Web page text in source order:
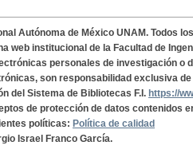
Autónoma de México UNAM. Todos
web institucional de la Facultad de
personales de investigación o
son responsabilidad exclusiva
del Sistema de Bibliotecas F.I. https://
de protección de datos contenidos
políticas: Política de calidad
Israel Franco García.